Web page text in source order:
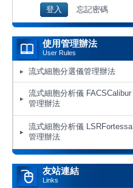
忘記密碼
使用管理辦法
User Rules
流式細胞分選儀管理辦法
流式細胞分析儀 FACSCalibur
管理辦法
流式細胞分析儀 LSRFortessa
管理辦法
友站連結
Links